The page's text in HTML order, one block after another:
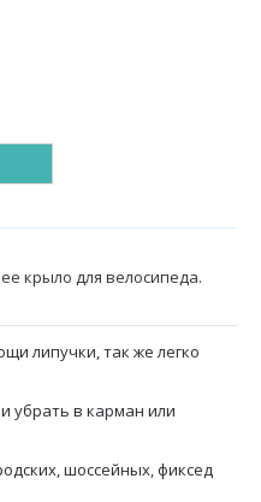
крыло для велосипеда.
липучки, так же легко
убрать в карман или
шоссейных, фиксед